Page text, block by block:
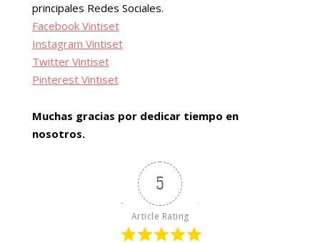
principales Redes Sociales.
Facebook Vintiset
Instagram Vintiset
Twitter Vintiset
Pinterest Vintiset
Muchas gracias por dedicar tiempo en
nosotros.
5
Article Rating